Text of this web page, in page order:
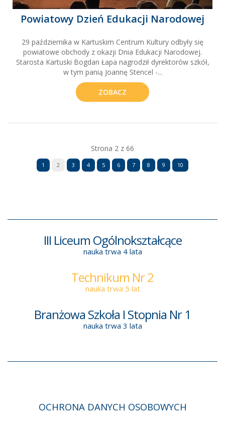
Powiatowy Dzień Edukacji Narodowej
29 października w Kartuskim Centrum Kultury odbyły się
powiatowe obchody z okazji Dnia Edukacji Narodowej.
Starosta Kartuski Bogdan Łapa nagrodził dyrektorów szkół,
w tym panią Joannę Stencel -...
ZOBACZ
Strona 2 z 66
1 2 3 4 5 6 7 8 9 10
III Liceum Ogólnokształcące
nauka trwa 4 lata
Technikum Nr 2
nauka trwa 5 lat
Branżowa Szkoła I Stopnia Nr 1
nauka trwa 3 lata
OCHRONA DANYCH OSOBOWYCH